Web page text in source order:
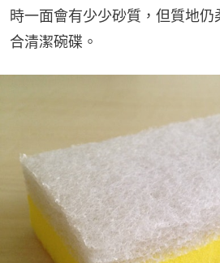
時一面會有少少砂質，但質地
合清潔碗碟。